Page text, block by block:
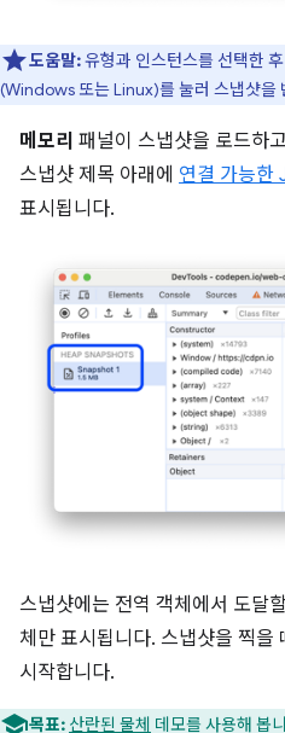
도움말:유형과 인스턴스를 선택한 후
(Windows 또는 Linux)를 눌러 스냅샷을
메모리 패널이 스냅샷을 로드하
스냅샷 제목 아래에 연결 가능한
표시됩니다.
스냅샷에는 전역 객체에서 도달
체만 표시됩니다. 스냅샷을 찍을
시작합니다.
목표: 산란된 물체 데모를 사용해 봅